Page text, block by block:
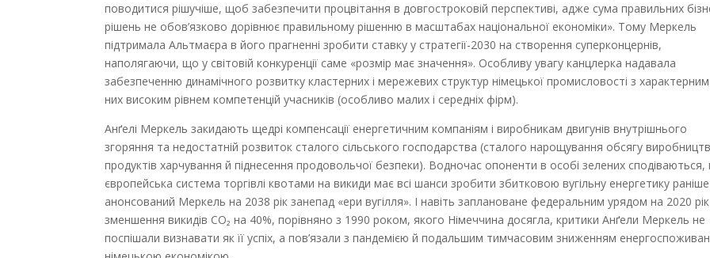
поводитися рішучіше, щоб забезпечити процвітання в довгостроковій перспективі, адже сума правильних
рішень не обов’язково дорівнює правильному рішенню в масштабах національної економіки». Тому Меркель
підтримала Альтмаєра в його прагненні зробити ставку у стратегії-2030 на створення суперконцернів,
наполягаючи, що у світовій конкуренції саме «розмір має значення». Особливу увагу канцлерка надавала
забезпеченню динамічного розвитку кластерних і мережевих структур німецької промисловості з
них високим рівнем компетенцій учасників (особливо малих і середніх фірм).
Анґелі Меркель закидають щедрі компенсації енергетичним компаніям і виробникам двигунів внутрішнього
згоряння та недостатній розвиток сталого сільського господарства (сталого нарощування обсягу
продуктів харчування й піднесення продовольчої безпеки). Водночас опоненти в особі зелених
європейська система торгівлі квотами на викиди має всі шанси зробити збитковою вугільну енергетику
анонсований Меркель на 2038 рік занепад «ери вугілля». І навіть заплановане федеральним урядом на 2020 рік
зменшення викидів CO₂ на 40%, порівняно з 1990 роком, якого Німеччина досягла, критики Анґели Меркель не
поспішали визнавати як її успіх, а пов’язали з пандемією й подальшим тимчасовим зниженням